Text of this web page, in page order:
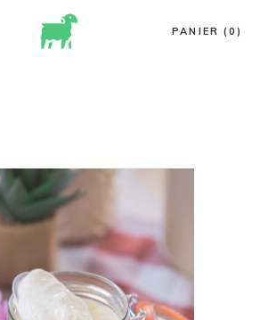
PANIER (0)